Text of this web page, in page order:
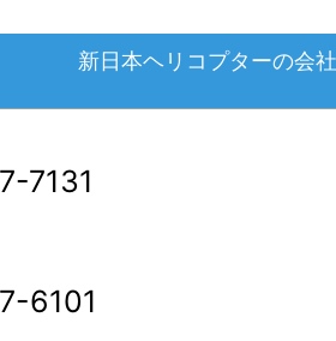
新日本ヘリコプターの会
7131
6101